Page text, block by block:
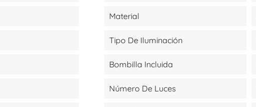
Material
Tipo De Iluminación
Bombilla Incluida
Número De Luces